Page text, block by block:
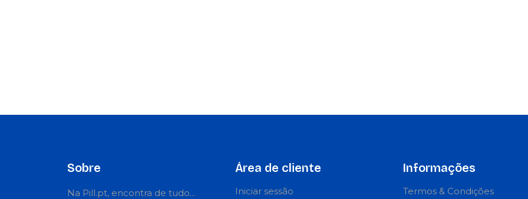
Sobre
Na Pill.pt, encontra de tudo...
Área de cliente
Iniciar sessão
Informações
Termos & Condições